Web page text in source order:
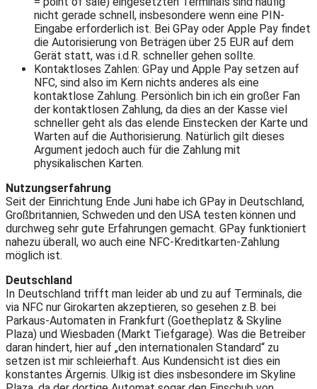
nicht gerade schnell, insbesondere wenn eine PIN-
Eingabe erforderlich ist. Bei GPay oder Apple Pay findet
die Autorisierung von Beträgen über 25 EUR auf dem
Gerät statt, was i.d.R. schneller gehen sollte.
Kontaktloses Zahlen: GPay und Apple Pay setzen auf
NFC, sind also im Kern nichts anderes als eine
kontaktlose Zahlung. Persönlich bin ich ein großer Fan
der kontaktlosen Zahlung, da dies an der Kasse viel
schneller geht als das elende Einstecken der Karte und
Warten auf die Authorisierung. Natürlich gilt dieses
Argument jedoch auch für die Zahlung mit
physikalischen Karten.
Nutzungserfahrung
Seit der Einrichtung Ende Juni habe ich GPay in Deutschland,
Großbritannien, Schweden und den USA testen können und
durchweg sehr gute Erfahrungen gemacht. GPay funktioniert
nahezu überall, wo auch eine NFC-Kreditkarten-Zahlung
möglich ist.
Deutschland
In Deutschland trifft man leider ab und zu auf Terminals, die
via NFC nur Girokarten akzeptieren, so gesehen z.B. bei
Parkaus-Automaten in Frankfurt (Goetheplatz & Skyline
Plaza) und Wiesbaden (Markt Tiefgarage). Was die Betreiber
daran hindert, hier auf „den internationalen Standard“ zu
setzen ist mir schleierhaft. Aus Kundensicht ist dies ein
konstantes Ärgernis. Ulkig ist dies insbesondere im Skyline